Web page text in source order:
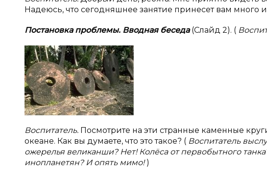
Надеюсь, что сегодняшнее занятие принесет вам много
Постановка проблемы. Вводная беседа(Слайд 2). (
Воспитатель. Посмотрите на эти странные каменные
океане. Как вы думаете, что это такое? ( Воспитатель
ожерелья великанши? Нет! Колёса от первобытного
инопланетян? И опять мимо!)